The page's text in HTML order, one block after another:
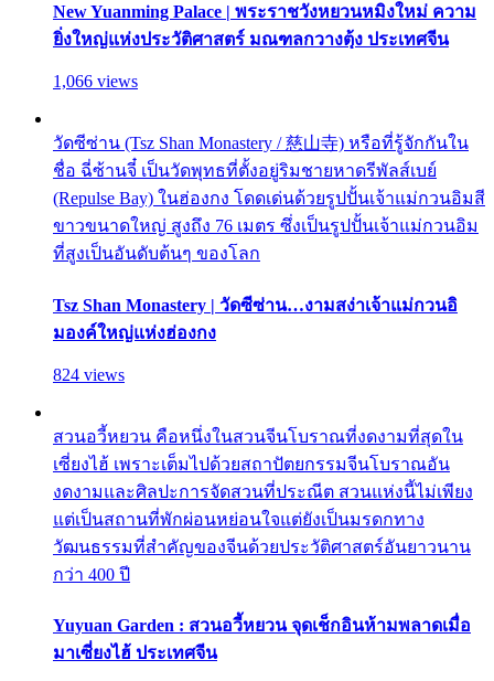
New Yuanming Palace | พระราชวังหยวนหมิงใหม่ ความ
ยิ่งใหญ่แห่งประวัติศาสตร์ มณฑลกวางตุ้ง ประเทศจีน
1,066 views
วัดซีซ่าน (Tsz Shan Monastery / 慈山寺) หรือที่รู้จักกันใน
ชื่อ ฉี่ซ้านจี๋ เป็นวัดพุทธที่ตั้งอยู่ริมชายหาดรีพัลส์เบย์
(Repulse Bay) ในฮ่องกง โดดเด่นด้วยรูปปั้นเจ้าแม่กวนอิมสี
ขาวขนาดใหญ่ สูงถึง 76 เมตร ซึ่งเป็นรูปปั้นเจ้าแม่กวนอิม
ที่สูงเป็นอันดับต้นๆ ของโลก
Tsz Shan Monastery | วัดซีซ่าน…งามสง่าเจ้าแม่กวนอิ
มองค์ใหญ่แห่งฮ่องกง
824 views
สวนอวี้หยวน คือหนึ่งในสวนจีนโบราณที่งดงามที่สุดใน
เซี่ยงไฮ้ เพราะเต็มไปด้วยสถาปัตยกรรมจีนโบราณอัน
งดงามและศิลปะการจัดสวนที่ประณีต สวนแห่งนี้ไม่เพียง
แต่เป็นสถานที่พักผ่อนหย่อนใจแต่ยังเป็นมรดกทาง
วัฒนธรรมที่สำคัญของจีนด้วยประวัติศาสตร์อันยาวนาน
กว่า 400 ปี
Yuyuan Garden : สวนอวี้หยวน จุดเช็กอินห้ามพลาดเมื่อ
มาเซี่ยงไฮ้ ประเทศจีน